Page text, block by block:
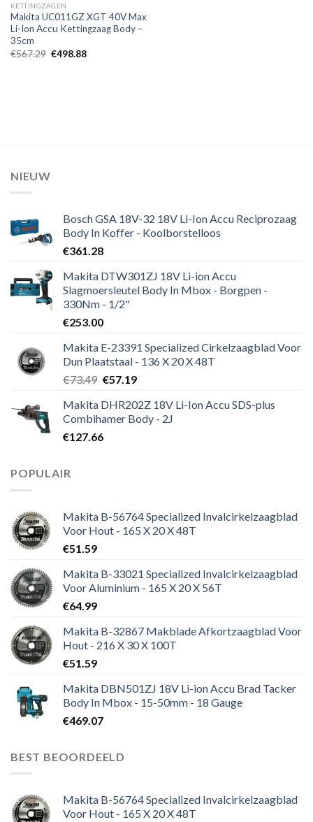
KETTINGZAGEN
Makita UC011GZ XGT 40V Max
Li-Ion Accu Kettingzaag Body –
35cm
€567.29 Oorspronkelijke
€498.88Huidige
NIEUW
Bosch GSA 18V-32 18V Li-Ion Accu Reciprozaag
Body In Koffer - Koolborstelloos
€361.28
Makita DTW301ZJ 18V Li-ion Accu
Slagmoersleutel Body In Mbox - Borgpen -
330Nm - 1/2"
€253.00
Makita E-23391 Specialized Cirkelzaagblad Voor
Dun Plaatstaal - 136 X 20 X 48T
€73.49 Oorspronkelijke
was:
€73.49.
€57.19Huidige
is:
€57.19.
Makita DHR202Z 18V Li-Ion Accu SDS-plus
Combihamer Body - 2J
€127.66
POPULAIR
Makita B-56764 Specialized Invalcirkelzaagblad
Voor Hout - 165 X 20 X 48T
€51.59
Makita B-33021 Specialized Invalcirkelzaagblad
Voor Aluminium - 165 X 20 X 56T
€64.99
Makita B-32867 Makblade Afkortzaagblad Voor
Hout - 216 X 30 X 100T
€51.59
Makita DBN501ZJ 18V Li-ion Accu Brad Tacker
Body In Mbox - 15-50mm - 18 Gauge
€469.07
BEST BEOORDEELD
Makita B-56764 Specialized Invalcirkelzaagblad
Voor Hout - 165 X 20 X 48T